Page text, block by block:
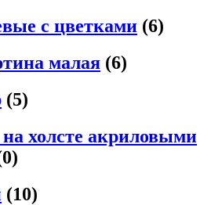
с цветками (6)
малая (6)
(5)
холсте акриловыми
(10)